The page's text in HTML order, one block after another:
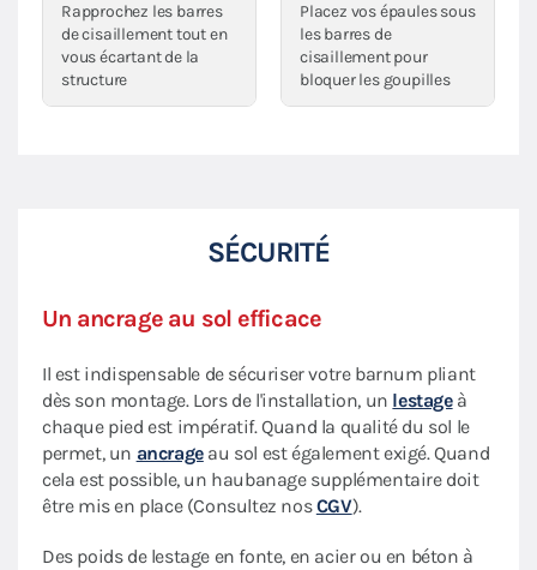
Rapprochez les barres
de cisaillement tout en
vous écartant de la
structure
Placez vos épaules sous
les barres de
cisaillement pour
bloquer les goupilles
SÉCURITÉ
Un ancrage au sol efficace
Il est indispensable de sécuriser votre barnum pliant
dès son montage. Lors de l'installation, un lestageà
chaque pied est impératif. Quand la qualité du sol le
permet, un ancrageau sol est également exigé. Quand
cela est possible, un haubanage supplémentaire doit
être mis en place (Consultez nosCGV).
Des poids de lestage en fonte, en acier ou en béton à